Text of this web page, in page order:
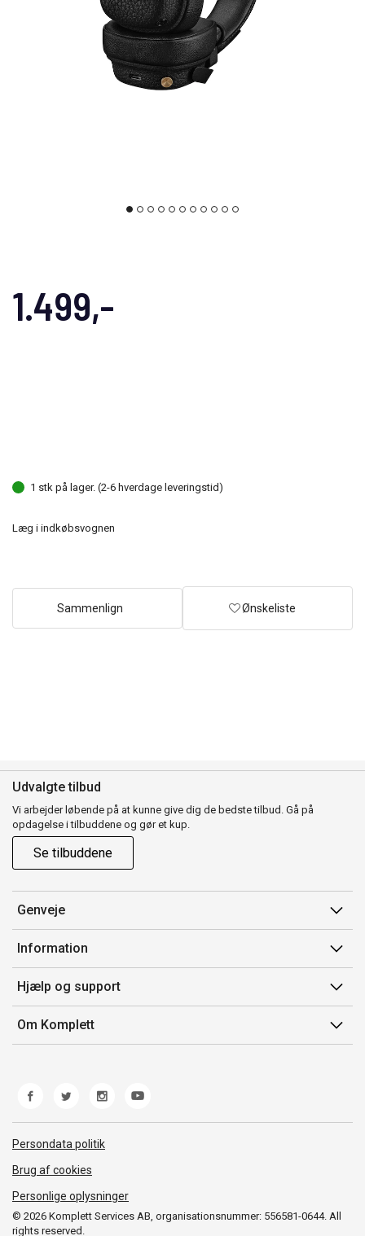
1.499,-
1 stk på lager. (2-6 hverdage leveringstid)
Læg i indkøbsvognen
Sammenlign Ønskeliste
Udvalgte tilbud
Vi arbejder løbende på at kunne give dig de bedste tilbud. Gå på
opdagelse i tilbuddene og gør et kup.
Se tilbuddene
Genveje
Min side
Ordrehistorik
Gavekort
Information
Salgsbetingelser
Mærker/producent
Fortrydelsesret
Hjælp og support
Kontakt os
Kundeservice
Fejl/Mangler
Fragt og levering
Om Komplett
© 2026 Komplett Services AB, organisationsnummer: 556581-0644. All
rights reserved.
Persondata politik
Brug af cookies
Personlige oplysninger